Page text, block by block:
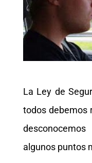
La Ley de
todos debemos
algunos puntos